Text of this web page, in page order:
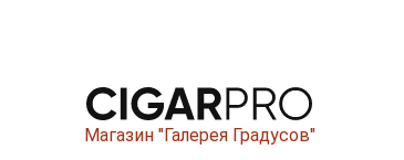
Магазин "Галерея Градусов"